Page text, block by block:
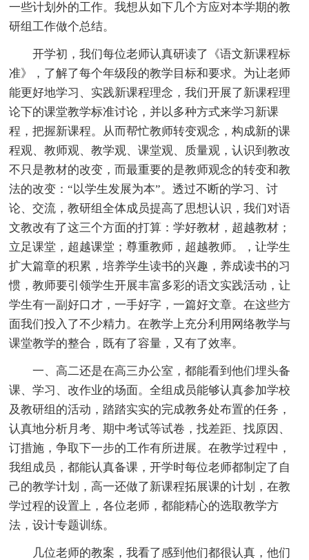
一些计划外的工作。我想从如下几个方应对本学期的教
研组工作做个总结。
开学初，我们每位老师认真研读了《语文新课程标
准》，了解了每个年级段的教学目标和要求。为让老师
能更好地学习、实践新课程理念，我们开展了新课程理
论下的课堂教学标准讨论，并以多种方式来学习新课
程，把握新课程。从而帮忙教师转变观念，构成新的课
程观、教师观、教学观、课堂观、质量观，认识到教改
不只是教材的改变，而最重要的是教师观念的转变和教
法的改变：“以学生发展为本”。透过不断的学习、讨
论、交流，教研组全体成员提高了思想认识，我们对语
文教改有了这三个方面的打算：学好教材，超越教材；
立足课堂，超越课堂；尊重教师，超越教师。，让学生
扩大篇章的积累，培养学生读书的兴趣，养成读书的习
惯，教师要引领学生开展丰富多彩的语文实践活动，让
学生有一副好口才，一手好字，一篇好文章。在这些方
面我们投入了不少精力。在教学上充分利用网络教学与
课堂教学的整合，既有了容量，又有了效率。
一、高二还是在高三办公室，都能看到他们埋头备
课、学习、改作业的场面。全组成员能够认真参加学校
及教研组的活动，踏踏实实的完成教务处布置的任务，
认真地分析月考、期中考试等试卷，找差距、找原因、
订措施，争取下一步的工作有所进展。在教学过程中，
我组成员，都能认真备课，开学时每位老师都制定了自
己的教学计划，高一还做了新课程拓展课的计划，在教
学过程的设置上，各位老师，都能精心的选取教学方
法，设计专题训练。
几位老师的教案，我看了感到他们都很认真，他们